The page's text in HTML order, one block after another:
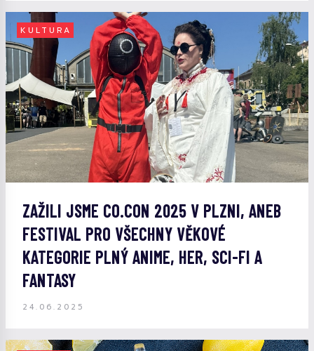
KULTURA
ZAŽILI JSME CO.CON 2025 V PLZNI, ANEB
FESTIVAL PRO VŠECHNY VĚKOVÉ
KATEGORIE PLNÝ ANIME, HER, SCI-FI A
FANTASY
24.06.2025